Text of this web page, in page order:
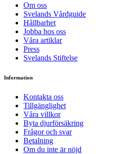
Om oss
Svelands Vårdguide
Hållbarhet
Jobba hos oss
Våra artiklar
Press
Svelands Stiftelse
Information
Kontakta oss
Tillgänglighet
Våra villkor
Byta djurförsäkring
Frågor och svar
Betalning
Om du inte är nöjd